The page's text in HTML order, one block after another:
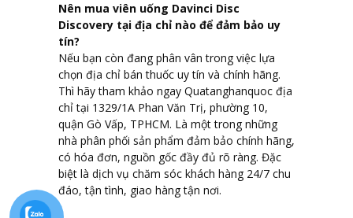
Nên mua viên uống Davinci Disc
Discovery tại địa chỉ nào để đảm bảo uy
tín?
Nếu bạn còn đang phân vân trong việc lựa
chọn địa chỉ bán thuốc uy tín và chính hãng.
Thì hãy tham khảo ngay Quatanghanquoc địa
chỉ tại 1329/1A Phan Văn Trị, phường 10,
quận Gò Vấp, TPHCM. Là một trong những
nhà phân phối sản phẩm đảm bảo chính hãng,
có hóa đơn, nguồn gốc đầy đủ rõ ràng. Đặc
biệt là dịch vụ chăm sóc khách hàng 24/7 chu
đáo, tận tình, giao hàng tận nơi.